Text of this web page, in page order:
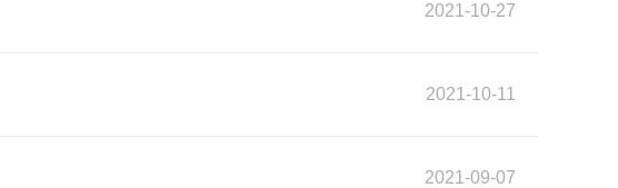
2021-10-27
2021-10-11
2021-09-07